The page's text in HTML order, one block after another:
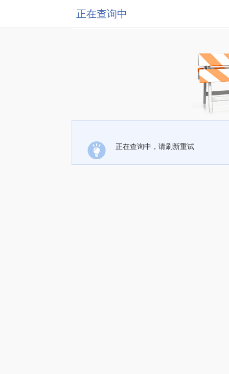
正在查询中
正在查询中，请刷新重试